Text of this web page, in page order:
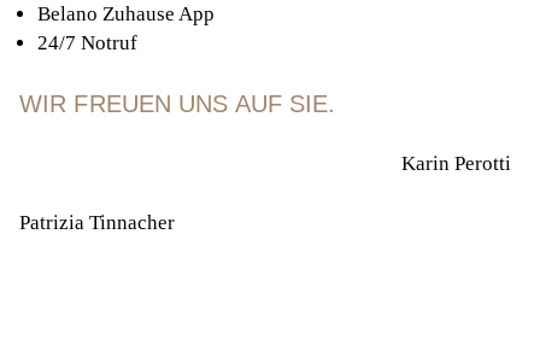
Belano Zuhause App
24/7 Notruf
WIR FREUEN UNS AUF SIE.
Karin Perotti
Patrizia Tinnacher